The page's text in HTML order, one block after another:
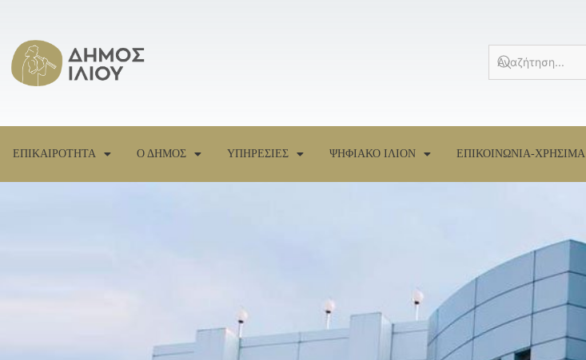
ΕΠΙΚΑΙΡΟΤΗΤΑ Ο ΔΗΜΟΣ ΥΠΗΡΕΣΙΕΣ ΨΗΦΙΑΚΟ ΙΛΙΟΝ ΕΠΙΚΟΙΝΩΝΙΑ-ΧΡΗΣΙΜΑ